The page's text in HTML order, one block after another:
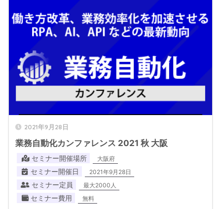
2021年9月28日
業務自動化カンファレンス 2021 秋 大阪
セミナー開催場所 大阪府
セミナー開催日 2021年9月28日
セミナー定員 最大2000人
セミナー費用 無料